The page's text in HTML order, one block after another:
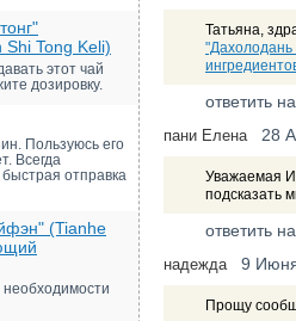
Tong Keli)
этот чай
дозировку.
Пользуюсь его
Всегда
отправка
(Tianhe
Татьяна,
ответить
пани Елена 28
Уважаемая
подсказать
ответить
надежда 9
Прощу